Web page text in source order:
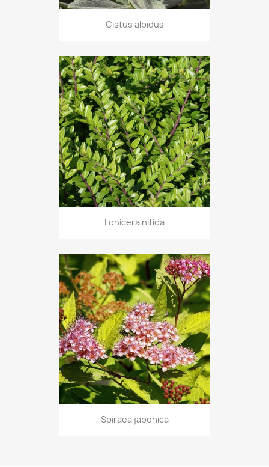
Cistus albidus
Lonicera nitida
Spiraea japonica